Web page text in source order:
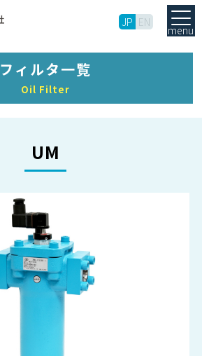
JP EN
menu
フィルタ一覧
Oil Filter
UM